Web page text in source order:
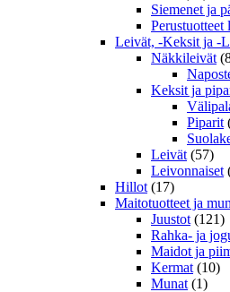
Siemenet ja
Perustuotteet
Leivät, -Keksit ja -
Näkkileivät
Keksit ja
Piparit
Leivät (57)
Leivonnaiset
Hillot (17)
Maitotuotteet ja
Juustot (121)
Rahka- ja
Maidot ja
Kermat (10)
Munat (1)